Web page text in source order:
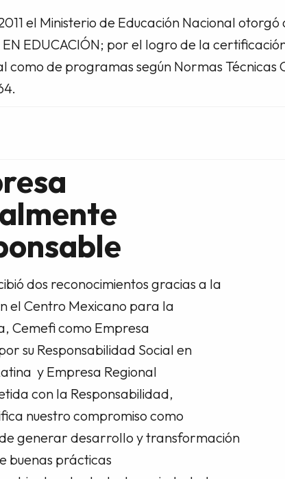
el Ministerio de Educación Nacional
EN EDUCACIÓN; por el logro de la
como de programas según Normas Técnicas
dos reconocimientos gracias a la
el Centro Mexicano para la
Cemefi como Empresa
su Responsabilidad Social en
y Empresa Regional
con la Responsabilidad,
nuestro compromiso como
generar desarrollo y transformación
buenas prácticas